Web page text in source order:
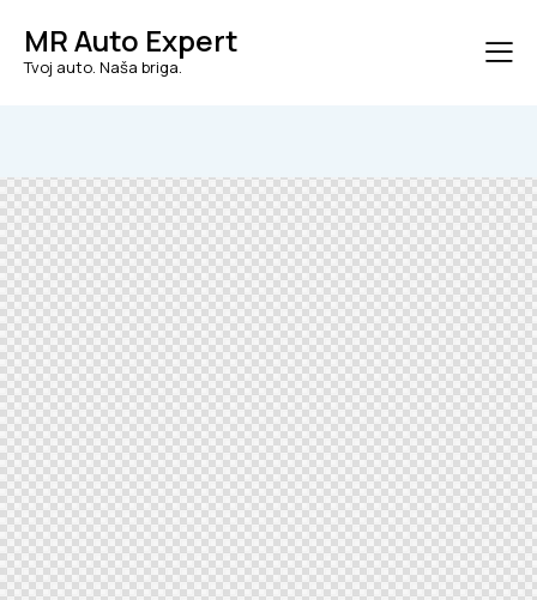
MR Auto Expert
Tvoj auto. Naša briga.